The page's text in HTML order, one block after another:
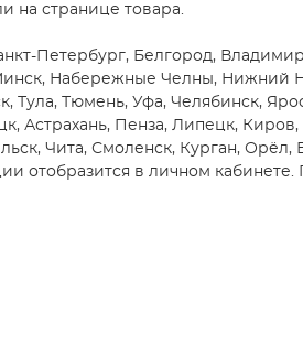
на странице товара.
Петербург, Белгород,
Набережные Челны,
Тюмень, Уфа, Челябинск,
Астрахань, Пенза, Липецк,
Чита, Смоленск, Курган, Орёл,
в личном кабинете.